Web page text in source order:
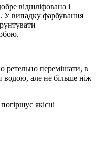
відшліфована і
У випадку фарбування
ретельно перемішати, в
водою, але не більше ніж
якісні